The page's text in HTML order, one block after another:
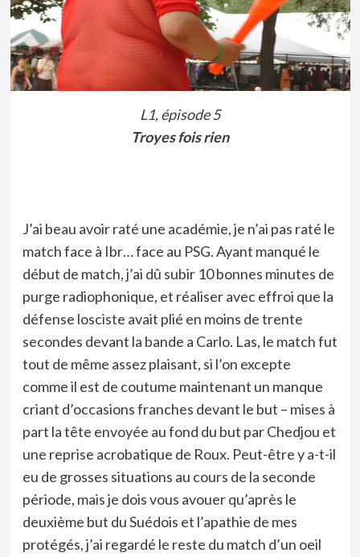
L1, épisode 5
Troyes fois rien
J’ai beau avoir raté une académie, je n’ai pas raté le
match face à Ibr… face au PSG. Ayant manqué le
début de match, j’ai dû subir 10 bonnes minutes de
purge radiophonique, et réaliser avec effroi que la
défense losciste avait plié en moins de trente
secondes devant la bande a Carlo. Las, le match fut
tout de même assez plaisant, si l’on excepte
comme il est de coutume maintenant un manque
criant d’occasions franches devant le but – mises à
part la tête envoyée au fond du but par Chedjou et
une reprise acrobatique de Roux. Peut-être y a-t-il
eu de grosses situations au cours de la seconde
période, mais je dois vous avouer qu’après le
deuxième but du Suédois et l’apathie de mes
protégés, j’ai regardé le reste du match d’un oeil